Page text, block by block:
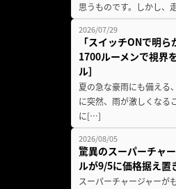
思うものです。しかし、
2026/07/29
「スイッチONで明
1700ルーメンで視界
ル］
夏の急な豪雨にも備える
に突然、雨が激しくなる
に[…]
2026/08/05
驚異のスーパーチャ
ルが9/5に価格据え置
スーパーチャージャーが